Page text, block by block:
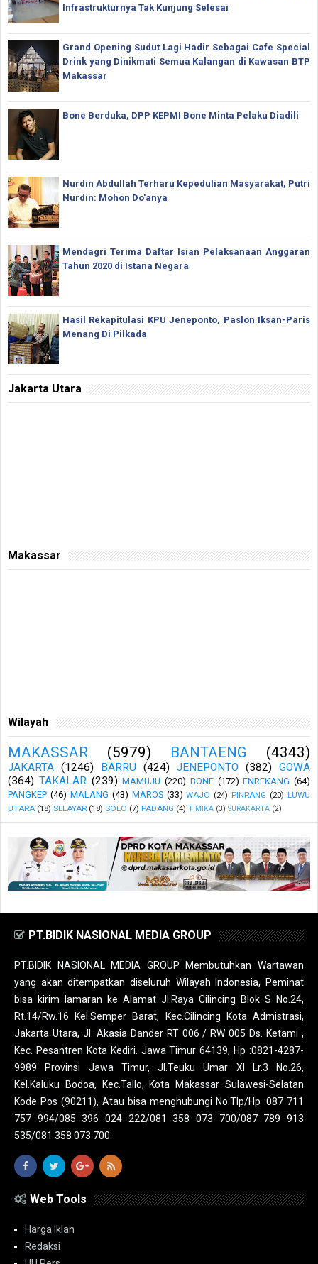
Infrastrukturnya Tak Kunjung Selesai
Grand Opening Sudut Lagi Hadir Sebagai Cafe Special
Drink yang Dinikmati Semua Kalangan di Kawasan BTP
Makassar
Bone Berduka, DPP KEPMI Bone Minta Pelaku Diadili
Nurdin Abdullah Terharu Kepedulian Masyarakat, Putri
Nurdin: Mohon Do'anya
Mendagri Terima Daftar Isian Pelaksanaan Anggaran
Tahun 2020 di Istana Negara
Hasil Rekapitulasi KPU Jeneponto, Paslon Iksan-Paris
Menang Di Pilkada
Jakarta Utara
Makassar
Wilayah
MAKASSAR (5979) BANTAENG (4343)
JAKARTA (1246) BARRU (424) JENEPONTO (382)
GOWA
(364) TAKALAR (239) MAMUJU (220) BONE (172) ENREKANG (64)
PANGKEP (46) MALANG (43) MAROS (33) WAJO (24) PINRANG (20) LUWU
UTARA (18) SELAYAR (18) SOLO (7) PADANG (4) TIMIKA (3) SURAKARTA (2)
PT.BIDIK NASIONAL MEDIA GROUP
PT.BIDIK NASIONAL MEDIA GROUP Membutuhkan Wartawan
yang akan ditempatkan diseluruh Wilayah Indonesia, Peminat
bisa kirim lamaran ke Alamat Jl.Raya Cilincing Blok S No.24,
Rt.14/Rw.16 Kel.Semper Barat, Kec.Cilincing Kota Admistrasi,
Jakarta Utara, Jl. Akasia Dander RT 006 / RW 005 Ds. Ketami ,
Kec. Pesantren Kota Kediri. Jawa Timur 64139, Hp :0821-4287-
9989 Provinsi Jawa Timur, Jl.Teuku Umar XI Lr.3 No.26,
Kel.Kaluku Bodoa, Kec.Tallo, Kota Makassar Sulawesi-Selatan
Kode Pos (90211), Atau bisa menghubungi No.Tlp/Hp :087 711
757 994/085 396 024 222/081 358 073 700/087 789 913
535/081 358 073 700.
Web Tools
Harga Iklan
Redaksi